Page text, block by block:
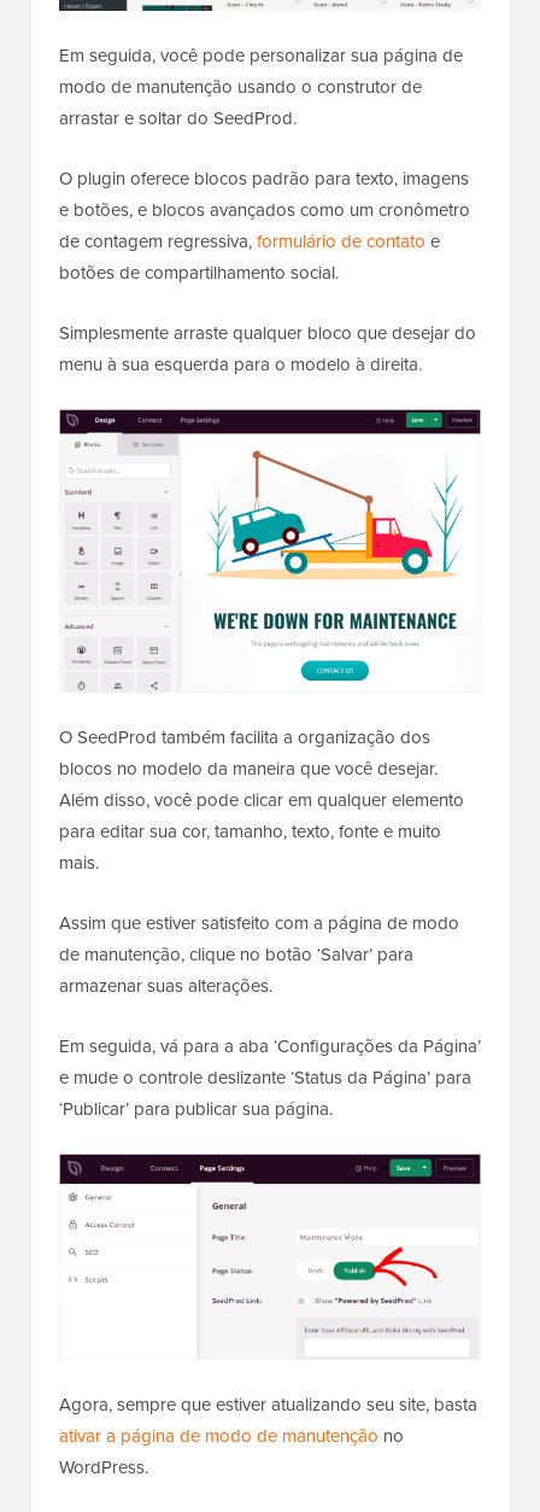
Em seguida, você pode personalizar sua página de
modo de manutenção usando o construtor de
arrastar e soltar do SeedProd.
O plugin oferece blocos padrão para texto, imagens
e botões, e blocos avançados como um cronômetro
de contagem regressiva,formulário de contato e
botões de compartilhamento social.
Simplesmente arraste qualquer bloco que desejar do
menu à sua esquerda para o modelo à direita.
O SeedProd também facilita a organização dos
blocos no modelo da maneira que você desejar.
Além disso, você pode clicar em qualquer elemento
para editar sua cor, tamanho, texto, fonte e muito
mais.
Assim que estiver satisfeito com a página de modo
de manutenção, clique no botão ‘Salvar’ para
armazenar suas alterações.
Em seguida, vá para a aba ‘Configurações da Página’
e mude o controle deslizante ‘Status da Página’ para
‘Publicar’ para publicar sua página.
Agora, sempre que estiver atualizando seu site, basta
ativar a página de modo de manutenção no
WordPress.